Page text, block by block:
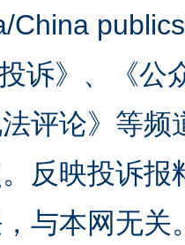
China
诉》、《公
评论》等
反映投诉
与本网无